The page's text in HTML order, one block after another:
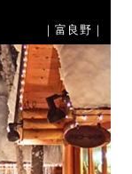
｜富良野｜